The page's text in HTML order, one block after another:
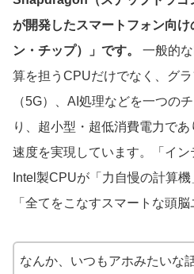
が開発したスマートフォン向
ン・チップ）」です。
一般的
算を担うCPUだけでなく、グ
（5G）、AI処理などを一つの
り、超小型・超低消費電力で
速度を実現しています。「イ
Intel製CPUが「力自慢の計算
「全てをこなすスマートな頭
なんか、いつもアホみたいな